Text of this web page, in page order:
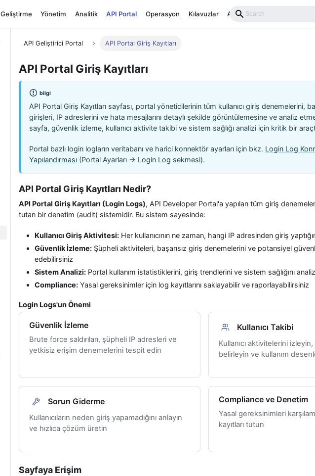
Geliştirme Yönetim Analitik API Portal Operasyon Kılavuzlar API Reference
API Geliştirici Portal API Portal Giriş Kayıtları
API Portal Giriş Kayıtları
bilgi
API Portal Giriş Kayıtları sayfası, portal yöneticilerinin tüm kullanıcı giriş denemelerini,
girişleri, IP adreslerini ve hata mesajlarını detaylı şekilde görüntülemesine ve analiz
sayfa, güvenlik izleme, kullanıcı aktivite takibi ve sistem sağlığı analizi için kritik bir
Portal bazlı login logların veritabanı ve harici konnektör ayarları için bkz. Login Log
Yapılandırması (Portal Ayarları → Login Log sekmesi).
API Portal Giriş Kayıtları Nedir?
API Portal Giriş Kayıtları (Login Logs), API Developer Portal'a yapılan tüm giriş
tutan bir denetim (audit) sistemidir. Bu sistem sayesinde:
Kullanıcı Giriş Aktivitesi: Her kullanıcının ne zaman, hangi IP adresinden giriş
Güvenlik İzleme: Şüpheli aktiviteleri, başarısız giriş denemelerini ve potansiyel
edebilirsiniz
Sistem Analizi: Portal kullanım istatistiklerini, giriş trendlerini ve sistem sağlığını
Compliance: Yasal gereksinimler için log kayıtlarını saklayabilir ve raporlayabilirsiniz
Login Logs'un Önemi
Güvenlik İzleme
Brute force saldırıları, şüpheli IP adresleri ve
yetkisiz erişim denemelerini tespit edin
Kullanıcı Takibi
Kullanıcı aktivitelerini izleyin,
belirleyin ve kullanım
Sorun Giderme
Kullanıcıların neden giriş yapamadığını anlayın
ve hızlıca çözüm üretin
Compliance ve Denetim
Yasal gereksinimleri
kayıtları tutun
Sayfaya Erişim